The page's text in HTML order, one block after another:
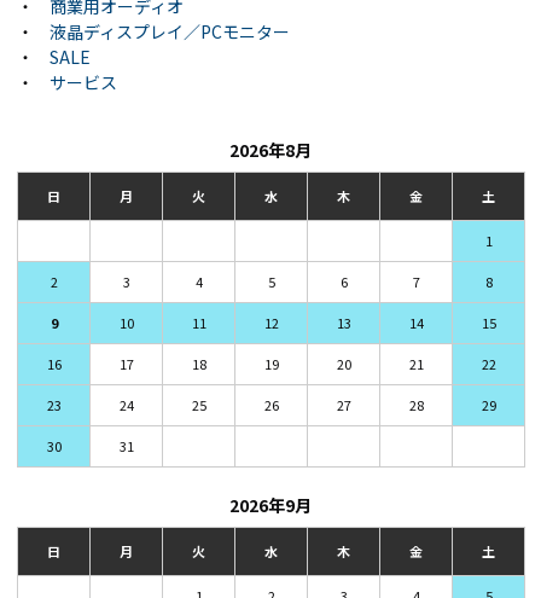
・
商業用オーディオ
・
液晶ディスプレイ／PCモニター
・
SALE
・
サービス
2026年8月
日 月 火 水 木 金 土
1
2 3 4 5 6 7 8
9 10 11 12 13 14 15
16 17 18 19 20 21 22
23 24 25 26 27 28 29
30 31
2026年9月
日 月 火 水 木 金 土